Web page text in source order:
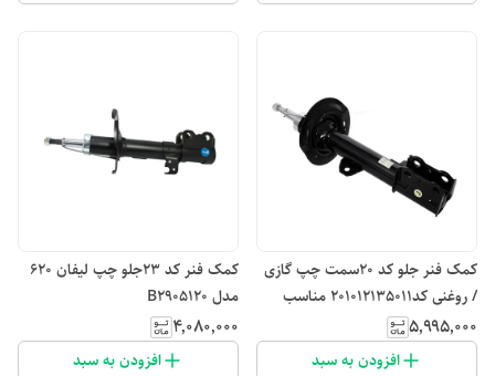
کمک فنر جلو کد ۲۰سمت چپ گازی
/ روغنی کد201012135011 مناسب
برای لیفان 820
۵٬۹۹۵٬۰۰۰
افزودن به سبد
کمک فنر کد ۲۳جلو چپ لیفان 620
مدل B2905120
۴٬۰۸۰٬۰۰۰
افزودن به سبد